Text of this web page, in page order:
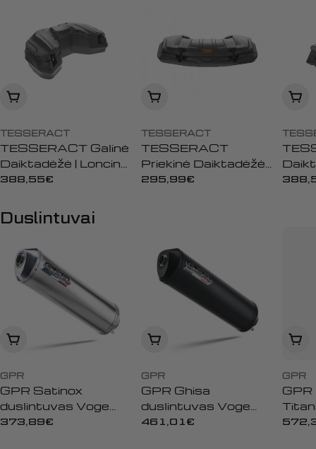
Įdėti į krepšelį
TESSERACT
TESSERACT Galinė
Daiktadėžė | Loncin
Xwolf 550
Įprasta
388,55€
Įdėti į krepšelį
TESSERACT
TESSERACT
Priekinė Daiktadėžė |
Loncin Xwolf 550
Įprasta
295,99€
Duslintuvai
Įdėti į krepšelį
GPR
GPR Satinox
duslintuvas Voge
DS 800 Rally
Įprasta
373,89€
Įdėti į krepšelį
GPR
GPR Ghisa
duslintuvas Voge
DS 800 Rally
Įprasta
461,01€
GPR